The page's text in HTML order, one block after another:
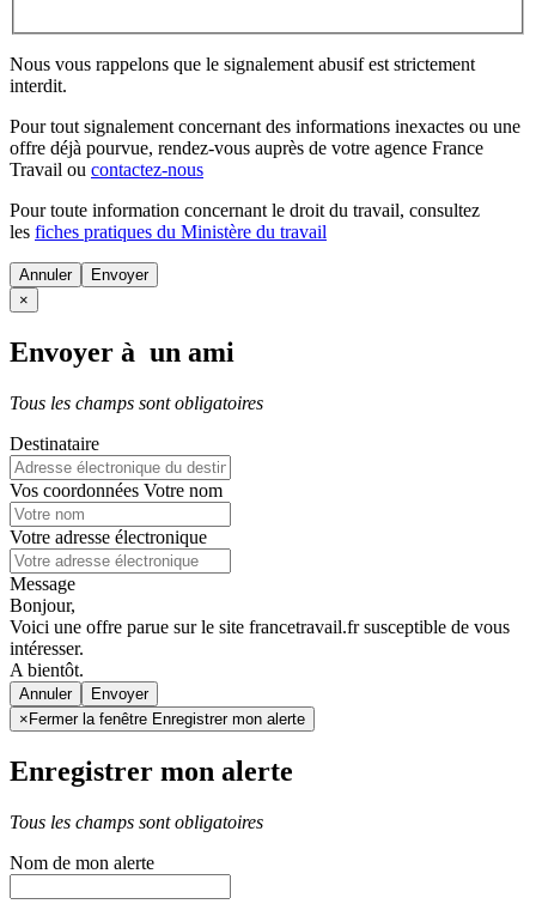
Nous vous rappelons que le signalement abusif est strictement
interdit.
Pour tout signalement concernant des informations inexactes ou une
offre déjà pourvue, rendez-vous auprès de votre agence France
Travail ou contactez-nous
Pour toute information concernant le droit du travail, consultez
les fiches pratiques du Ministère du travail
Annuler
×
Envoyer à un ami
Tous les champs sont obligatoires
Destinataire
Vos coordonnées Votre nom
Votre adresse électronique
Message
Bonjour,
Voici une offre parue sur le site francetravail.fr susceptible de vous
intéresser.
A bientôt.
Annuler
× Fermer la fenêtre Enregistrer mon alerte
Enregistrer mon alerte
Tous les champs sont obligatoires
Nom de mon alerte